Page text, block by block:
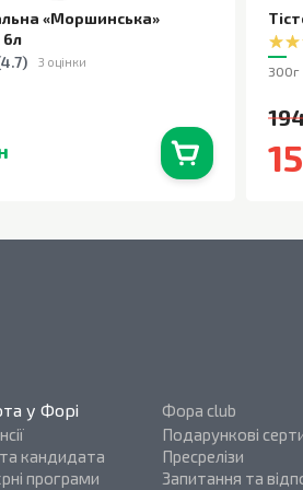
«Моршинська»
6л
4.7) 3 оцінки
300г
у Форі
кандидата
програми
Фора club
Подарункові
Пресрелізи
Запитання та